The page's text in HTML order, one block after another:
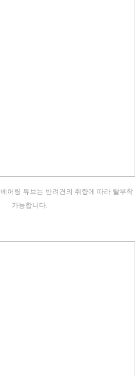
어링 튜브는 반려견의 취향에 따라 탈부착
가능합니다.